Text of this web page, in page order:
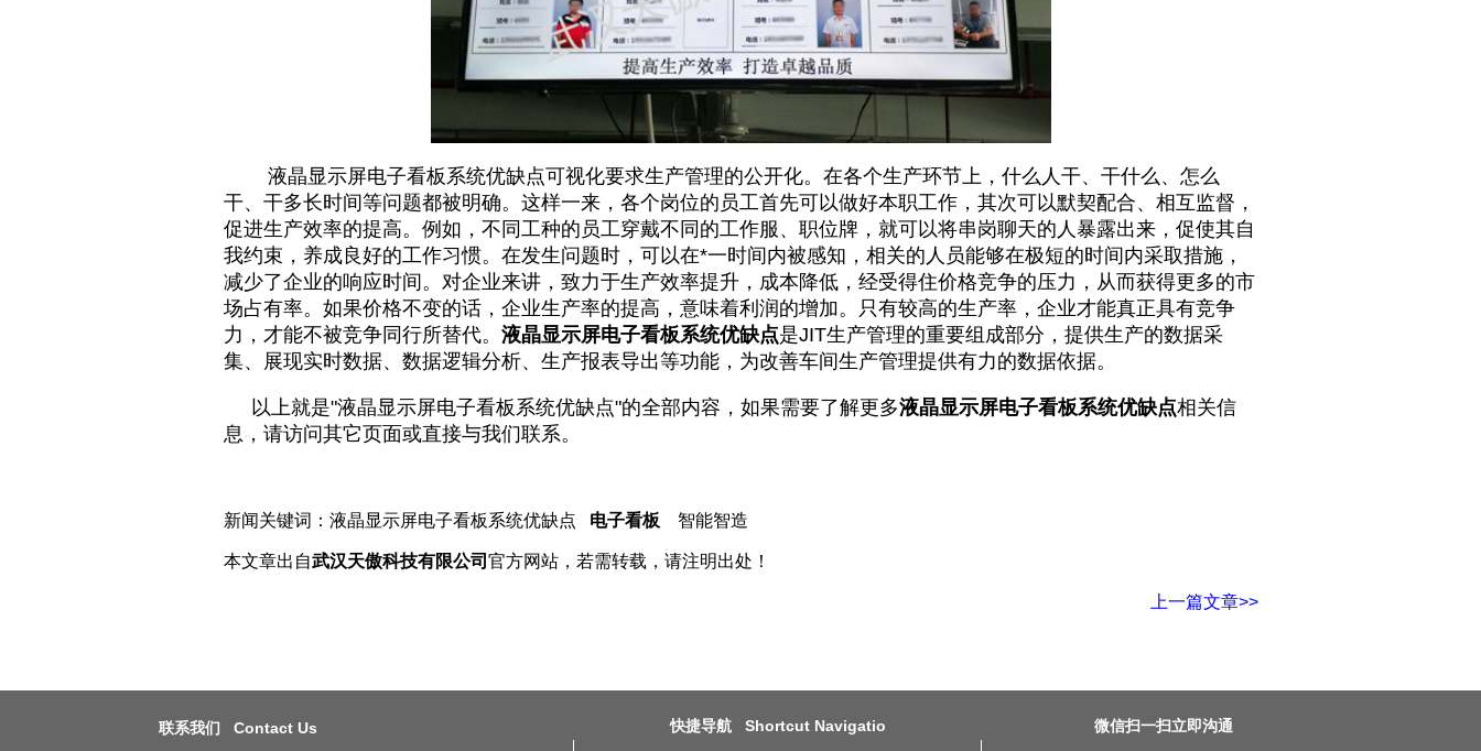
液晶显示屏电子看板系统优缺点可视化要求生产管理的公开化。在各个生产环节上，什么人干、干什么、怎么
干、干多长时间等问题都被明确。这样一来，各个岗位的员工首先可以做好本职工作，其次可以默契配合、相互监督，
促进生产效率的提高。例如，不同工种的员工穿戴不同的工作服、职位牌，就可以将串岗聊天的人暴露出来，促使其自
我约束，养成良好的工作习惯。在发生问题时，可以在*一时间内被感知，相关的人员能够在极短的时间内采取措施，
减少了企业的响应时间。对企业来讲，致力于生产效率提升，成本降低，经受得住价格竞争的压力，从而获得更多的市
场占有率。如果价格不变的话，企业生产率的提高，意味着利润的增加。只有较高的生产率，企业才能真正具有竞争
力，才能不被竞争同行所替代。 液晶显示屏电子看板系统优缺点是JIT生产管理的重要组成部分，提供生产的数据采
集、展现实时数据、数据逻辑分析、生产报表导出等功能，为改善车间生产管理提供有力的数据依据。
以上就是"液晶显示屏电子看板系统优缺点"的全部内容，如果需要了解更多液晶显示屏电子看板系统优缺点相关信
息，请访问其它页面或直接与我们联系。
新闻关键词： 液晶显示屏电子看板系统优缺点 电子看板 智能智造
本文章出自武汉天傲科技有限公司 官方网站，若需转载，请注明出处！
上一篇文章>>
联系我们 Contact Us 快捷导航 Shortcut Navigatio 微信扫一扫立即沟通